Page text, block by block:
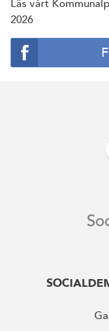
Läs vårt
2026